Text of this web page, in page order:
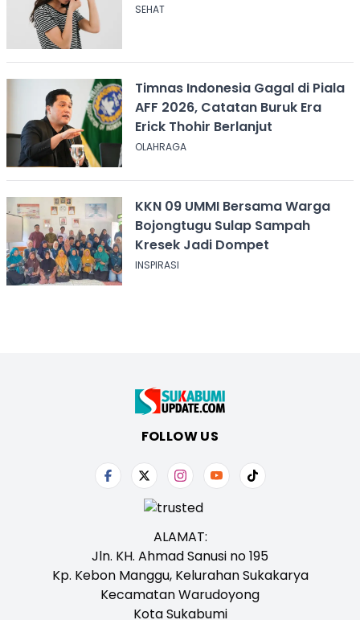
SEHAT
Timnas Indonesia Gagal di Piala
AFF 2026, Catatan Buruk Era
Erick Thohir Berlanjut
OLAHRAGA
KKN 09 UMMI Bersama Warga
Bojongtugu Sulap Sampah
Kresek Jadi Dompet
INSPIRASI
FOLLOW US
ALAMAT:
Jln. KH. Ahmad Sanusi no 195
Kp. Kebon Manggu, Kelurahan Sukakarya
Kecamatan Warudoyong
Kota Sukabumi